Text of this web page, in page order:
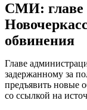
СМИ: главе
обвинения
Главе
задержанному за
предъявить новые
со ссылкой на